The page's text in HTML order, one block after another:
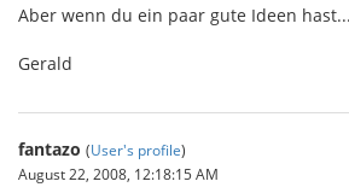
Aber wenn du ein paar gute Ideen hast...
Gerald
fantazo (User's profile)
August 22, 2008, 12:18:15 AM